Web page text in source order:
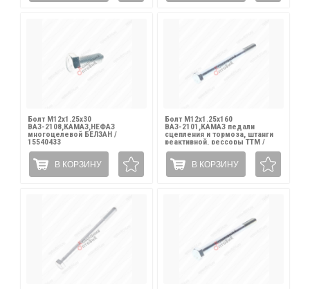
Болт М12х1.25х30
ВАЗ-2108,КАМАЗ,НЕФАЗ
многоцелевой БЕЛЗАН /
15540433
В КОРЗИНУ
Болт М12х1.25х160
ВАЗ-2101,КАМАЗ педали
сцепления и тормоза, штанги
реактивной, рессоры ТТМ /
15542221
В КОРЗИНУ